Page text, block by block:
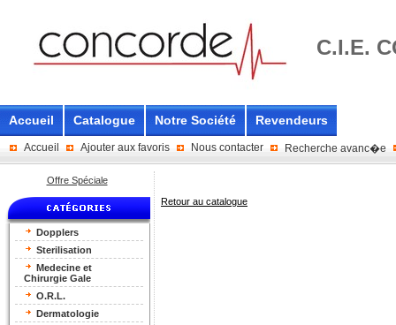
C.I.E.
Accueil Catalogue Notre Société Revendeurs
Accueil Ajouter aux favoris Nous contacter Recherche avanc�e
Offre Spéciale
Dopplers
Sterilisation
Medecine et
Chirurgie Gale
O.R.L.
Dermatologie
Retour au catalogue